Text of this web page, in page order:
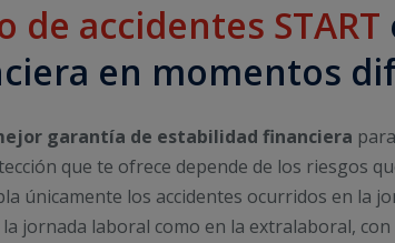
de accidentes START
en momentos
garantía de estabilidad financiera
que te ofrece depende de los riesgos
únicamente los accidentes ocurridos en la
jornada laboral como en la extralaboral, con